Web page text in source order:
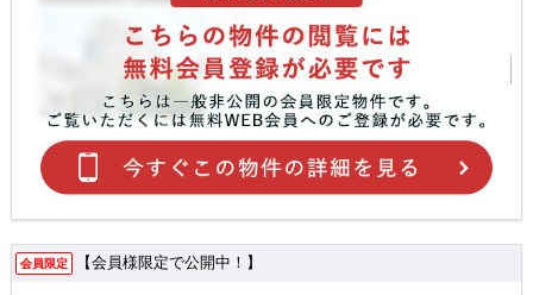
会員限定 【会員様限定で公開中！】